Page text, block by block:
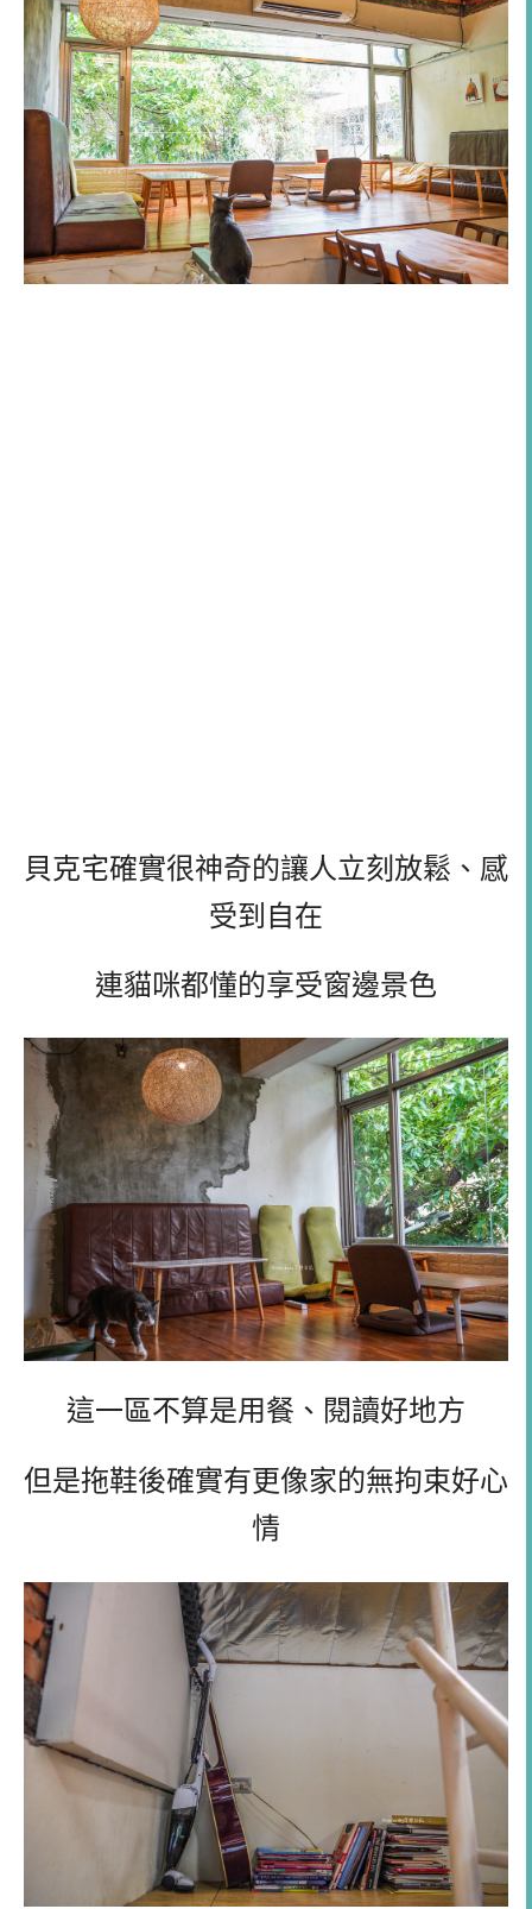
貝克宅確實很神奇的讓人立刻放鬆、感
受到自在
連貓咪都懂的享受窗邊景色
這一區不算是用餐、閱讀好地方
但是拖鞋後確實有更像家的無拘束好心
情